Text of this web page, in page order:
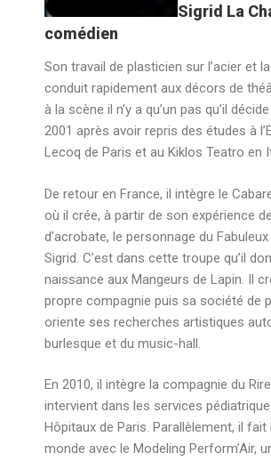
Sigrid La
comédien
Son travail de plasticien sur l’acier et
conduit rapidement aux décors de
à la scène il n’y a qu’un pas qu’il
2001 après avoir repris des études à
Lecoq de Paris et au Kiklos Teatro en
De retour en France, il intègre le
où il crée, à partir de son expérience
d’acrobate, le personnage du
Sigrid. C’est dans cette troupe qu’il
naissance aux Mangeurs de Lapin. Il
propre compagnie puis sa société de
oriente ses recherches artistiques
burlesque et du music-hall.
En 2010, il intègre la compagnie du
intervient dans les services
Hôpitaux de Paris. Parallèlement, il fait
monde avec le Modeling Perform’Air,